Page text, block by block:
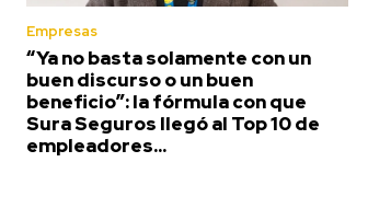
Empresas
“Ya no basta solamente con un
buen discurso o un buen
beneficio”: la fórmula con que
Sura Seguros llegó al Top 10 de
empleadores...